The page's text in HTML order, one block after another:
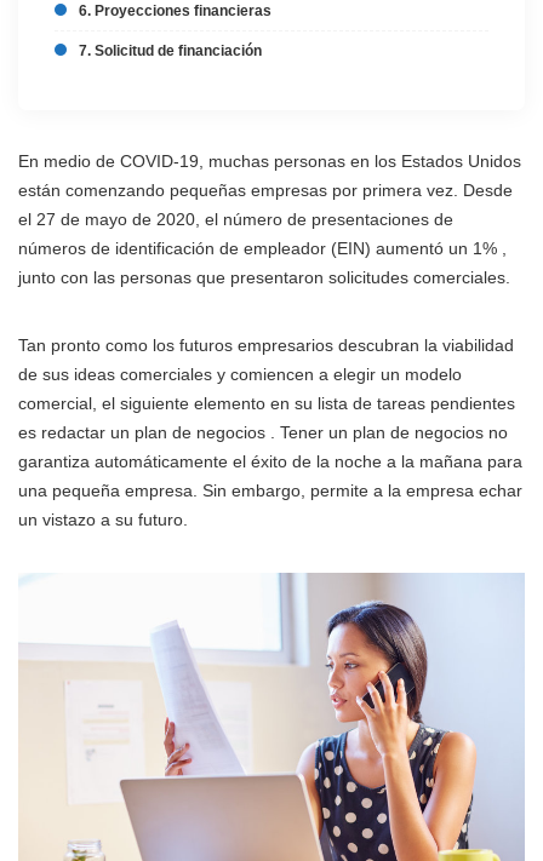
6. Proyecciones financieras
7. Solicitud de financiación
En medio de COVID-19, muchas personas en los Estados Unidos
están comenzando pequeñas empresas por primera vez. Desde
el 27 de mayo de 2020, el número de presentaciones de
números de identificación de empleador (EIN) aumentó un 1% ,
junto con las personas que presentaron solicitudes comerciales.
Tan pronto como los futuros empresarios descubran la viabilidad
de sus ideas comerciales y comiencen a elegir un modelo
comercial, el siguiente elemento en su lista de tareas pendientes
es redactar un plan de negocios . Tener un plan de negocios no
garantiza automáticamente el éxito de la noche a la mañana para
una pequeña empresa. Sin embargo, permite a la empresa echar
un vistazo a su futuro.